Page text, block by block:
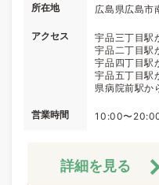
所在地 広島県広島市
アクセス
宇品三丁目駅
宇品二丁目駅
宇品四丁目駅
宇品五丁目駅
県病院前駅か
営業時間 10:00〜
詳細を見る